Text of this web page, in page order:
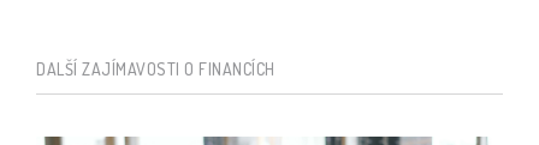
DALŠÍ ZAJÍMAVOSTI O FINANCÍCH